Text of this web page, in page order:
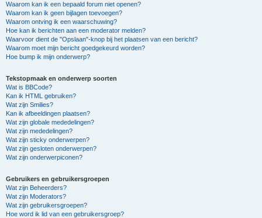
Waarom kan ik een bepaald forum niet openen?
Waarom kan ik geen bijlagen toevoegen?
Waarom ontving ik een waarschuwing?
Hoe kan ik berichten aan een moderator melden?
Waarvoor dient de "Opslaan"-knop bij het plaatsen van een bericht?
Waarom moet mijn bericht goedgekeurd worden?
Hoe bump ik mijn onderwerp?
Tekstopmaak en onderwerp soorten
Wat is BBCode?
Kan ik HTML gebruiken?
Wat zijn Smilies?
Kan ik afbeeldingen plaatsen?
Wat zijn globale mededelingen?
Wat zijn mededelingen?
Wat zijn sticky onderwerpen?
Wat zijn gesloten onderwerpen?
Wat zijn onderwerpiconen?
Gebruikers en gebruikersgroepen
Wat zijn Beheerders?
Wat zijn Moderators?
Wat zijn gebruikersgroepen?
Hoe word ik lid van een gebruikersgroep?